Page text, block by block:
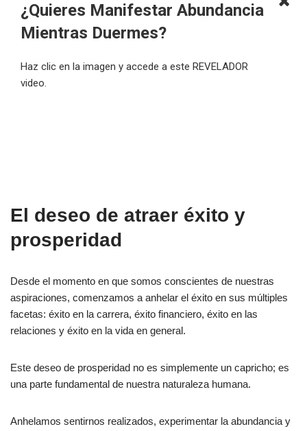
¿Quieres Manifestar Abundancia
Mientras Duermes?
Haz clic en la imagen y accede a este REVELADOR
video.
El deseo de atraer éxito y
prosperidad
Desde el momento en que somos conscientes de nuestras
aspiraciones, comenzamos a anhelar el éxito en sus múltiples
facetas: éxito en la carrera, éxito financiero, éxito en las
relaciones y éxito en la vida en general.
Este deseo de prosperidad no es simplemente un capricho; es
una parte fundamental de nuestra naturaleza humana.
Anhelamos sentirnos realizados, experimentar la abundancia y